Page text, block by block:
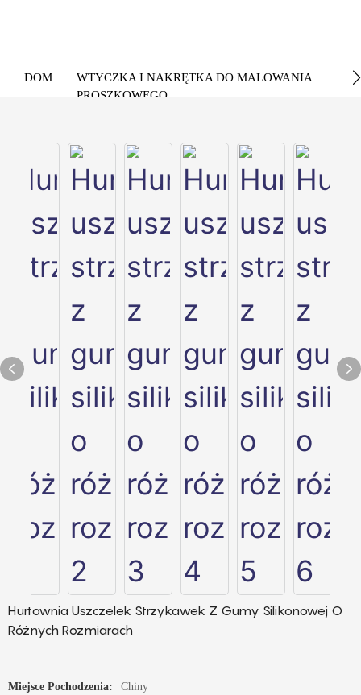
DOM
WTYCZKA I NAKRĘTKA DO MALOWANIA
PROSZKOWEGO
Hurtownia Uszczelek Strzykawek Z Gumy Silikonowej O
Różnych Rozmiarach
Miejsce Pochodzenia: Chiny